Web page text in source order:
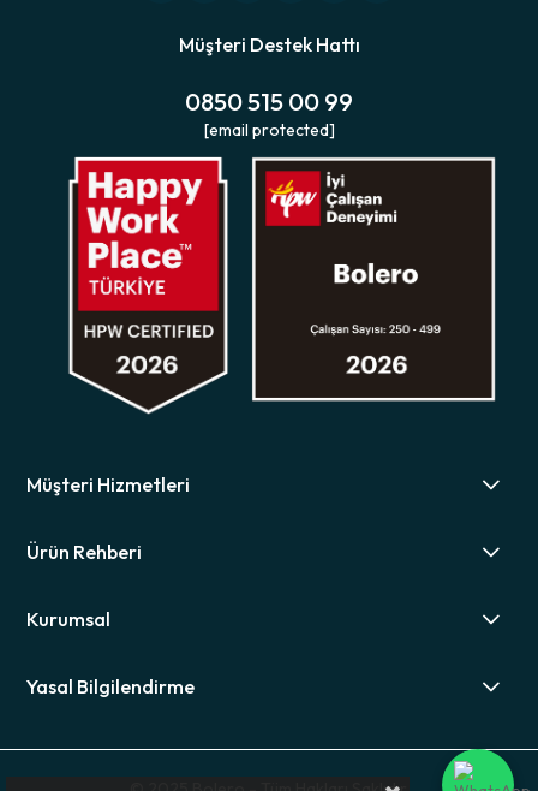
Müşteri Destek Hattı
0850 515 00 99
[email protected]
Müşteri Hizmetleri
Ürün Rehberi
Kurumsal
Yasal Bilgilendirme